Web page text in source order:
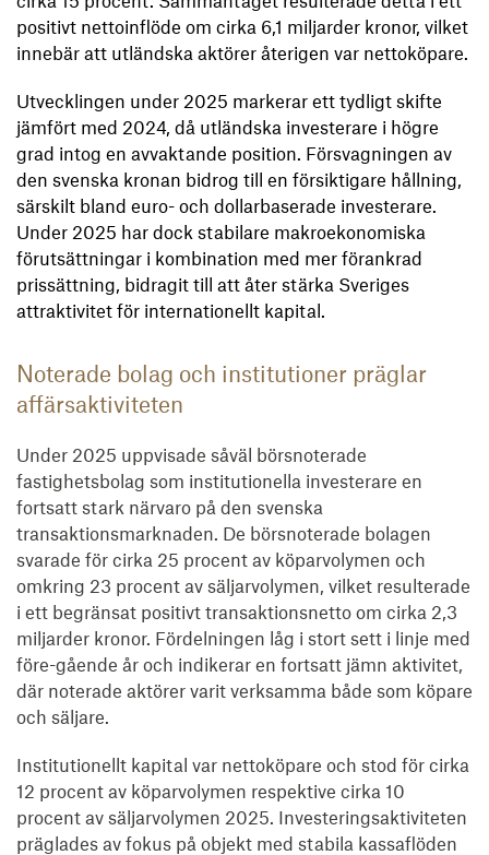
positivt nettoinflöde om cirka 6,1 miljarder kronor, vilket
innebär att utländska aktörer återigen var nettoköpare.
Utvecklingen under 2025 markerar ett tydligt skifte
jämfört med 2024, då utländska investerare i högre
grad intog en avvaktande position. Försvagningen av
den svenska kronan bidrog till en försiktigare hållning,
särskilt bland euro- och dollarbaserade investerare.
Under 2025 har dock stabilare makroekonomiska
förutsättningar i kombination med mer förankrad
prissättning, bidragit till att åter stärka Sveriges
attraktivitet för internationellt kapital.
Noterade bolag och institutioner präglar
affärsaktiviteten
Under 2025 uppvisade såväl börsnoterade
fastighetsbolag som institutionella investerare en
fortsatt stark närvaro på den svenska
transaktionsmarknaden. De börsnoterade bolagen
svarade för cirka 25 procent av köparvolymen och
omkring 23 procent av säljarvolymen, vilket resulterade
i ett begränsat positivt transaktionsnetto om cirka 2,3
miljarder kronor. Fördelningen låg i stort sett i linje med
före-gående år och indikerar en fortsatt jämn aktivitet,
där noterade aktörer varit verksamma både som köpare
och säljare.
Institutionellt kapital var nettoköpare och stod för cirka
12 procent av köparvolymen respektive cirka 10
procent av säljarvolymen 2025. Investeringsaktiviteten
präglades av fokus på objekt med stabila kassaflöden